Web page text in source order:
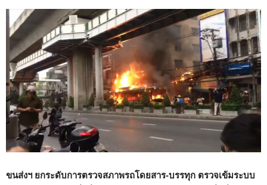
ขนส่งฯ ยกระดับการตรวจสภาพรถโดยสาร-บรรทุก ตรวจเข้มระบบ